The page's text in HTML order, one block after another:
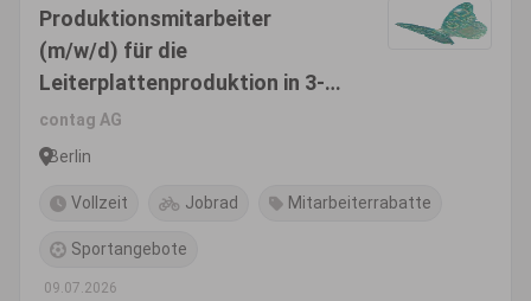
Produktionsmitarbeiter
(m/w/d) für die
Leiterplattenproduktion in 3-
Schichtbetrieb
Elektronik/Mechatronik/Mikrot
contag AG
Berlin
Vollzeit Jobrad Mitarbeiterrabatte
Sportangebote
09.07.2026